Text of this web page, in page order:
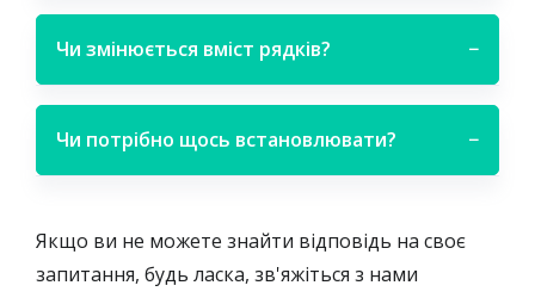
Чи змінюється вміст рядків? −
Чи потрібно щось встановлювати? −
Якщо ви не можете знайти відповідь на своє
запитання, будь ласка, зв'яжіться з нами